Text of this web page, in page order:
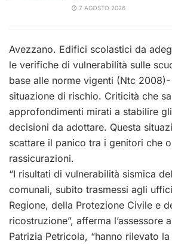
7 AGOSTO 2026
Avezzano. Edifici scolastici da
le verifiche di vulnerabilità sulle
base alle norme vigenti (Ntc
situazione di rischio. Criticità che
approfondimenti mirati a stabilire
decisioni da adottare. Questa
scattare il panico tra i genitori che
rassicurazioni.
“I risultati di vulnerabilità sismica
comunali, subito trasmessi agli
Regione, della Protezione Civile e
ricostruzione”, afferma l’assessore
Patrizia Petricola, “hanno rilevato